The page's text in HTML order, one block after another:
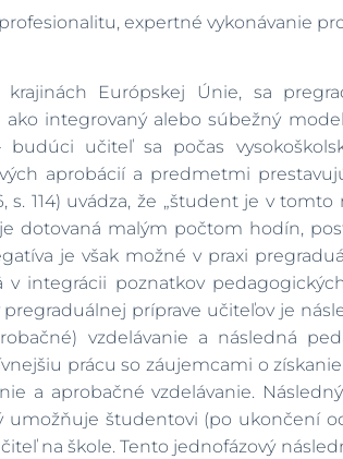
expertné vykonávanie
Európskej Únie, sa
integrovaný alebo súbežný
učiteľ sa počas
aprobácií a predmetmi
s. 114) uvádza, že „študent je v
dotovaná malým počtom hodín,
je však možné v praxi
integrácii poznatkov
príprave učiteľov je
vzdelávanie a následná
prácu so záujemcami o
a aprobačné vzdelávanie.
umožňuje študentovi (po ukončení
na škole. Tento jednofázový